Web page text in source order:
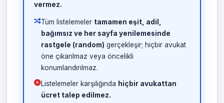
vermez.
Tüm listelemeler tamamen eşit, adil,
bağımsız ve her sayfa yenilemesinde
rastgele (random) gerçekleşir; hiçbir avukat
öne çıkarılmaz veya öncelikli
konumlandırılmaz.
Listelemeler karşılığında hiçbir avukattan
ücret talep edilmez.